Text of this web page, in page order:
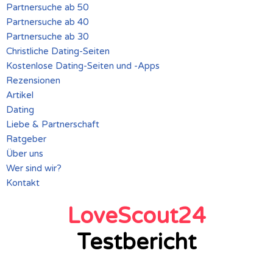
Partnersuche ab 50
Partnersuche ab 40
Partnersuche ab 30
Christliche Dating-Seiten
Kostenlose Dating-Seiten und -Apps
Rezensionen
Artikel
Dating
Liebe & Partnerschaft
Ratgeber
Über uns
Wer sind wir?
Kontakt
LoveScout24
Testbericht